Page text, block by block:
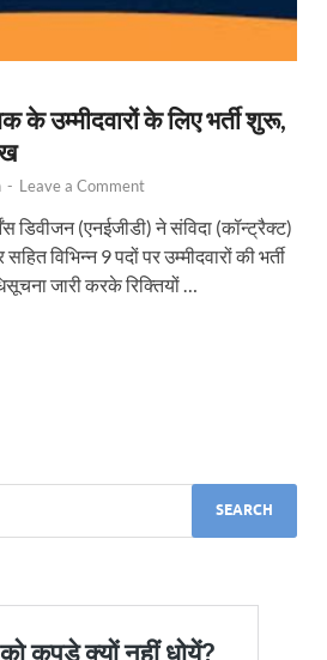
के उम्मीदवारों के लिए भर्ती शुरू,
- Leave a Comment
डिवीजन (एनईजीडी) ने संविदा (कॉन्ट्रैक्ट)
विभिन्न 9 पदों पर उम्मीदवारों की भर्ती
जारी करके रिक्तियों …